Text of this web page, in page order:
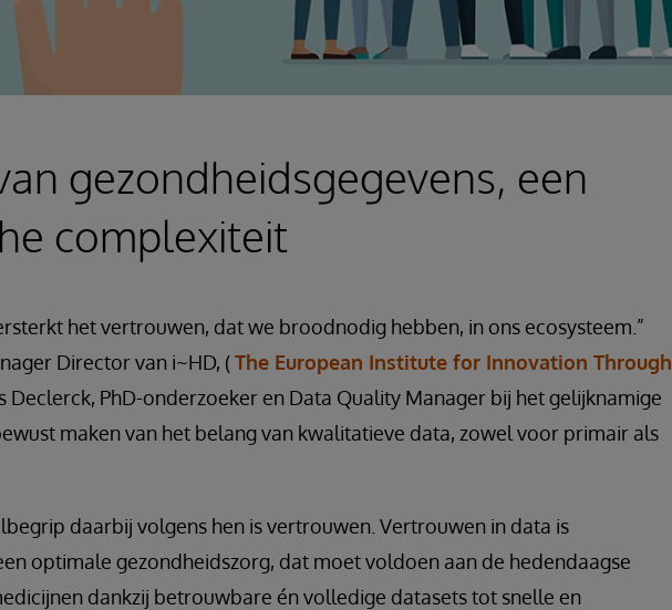
gezondheidsgegevens, een
complexiteit
het vertrouwen, dat we broodnodig hebben, in ons ecosysteem.”
Director van i~HD, (The European Institute for Innovation Through
Declerck, PhD-onderzoeker en Data Quality Manager bij het gelijknamige
maken van het belang van kwalitatieve data, zowel voor primair als
daarbij volgens hen is vertrouwen. Vertrouwen in data is
optimale gezondheidszorg, dat moet voldoen aan de hedendaagse
dankzij betrouwbare én volledige datasets tot snelle en